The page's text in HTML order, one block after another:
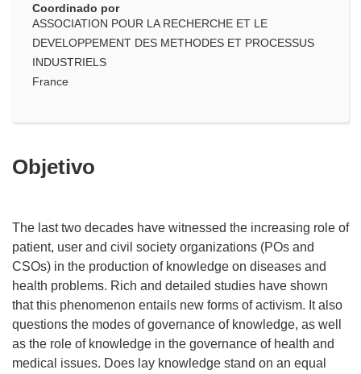
Coordinado por
ASSOCIATION POUR LA RECHERCHE ET LE
DEVELOPPEMENT DES METHODES ET PROCESSUS
INDUSTRIELS
France
Objetivo
The last two decades have witnessed the increasing role of
patient, user and civil society organizations (POs and
CSOs) in the production of knowledge on diseases and
health problems. Rich and detailed studies have shown
that this phenomenon entails new forms of activism. It also
questions the modes of governance of knowledge, as well
as the role of knowledge in the governance of health and
medical issues. Does lay knowledge stand on an equal